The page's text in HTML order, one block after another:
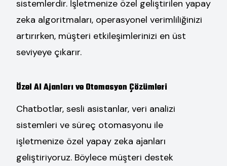
sistemlerdir. İşletmenize özel geliştirilen yapay
zeka algoritmaları, operasyonel verimliliğinizi
artırırken, müşteri etkileşimlerinizi en üst
seviyeye çıkarır.
Özel AI Ajanları ve Otomasyon Çözümleri
Chatbotlar, sesli asistanlar, veri analizi
sistemleri ve süreç otomasyonu ile
işletmenize özel yapay zeka ajanları
geliştiriyoruz. Böylece müşteri destek